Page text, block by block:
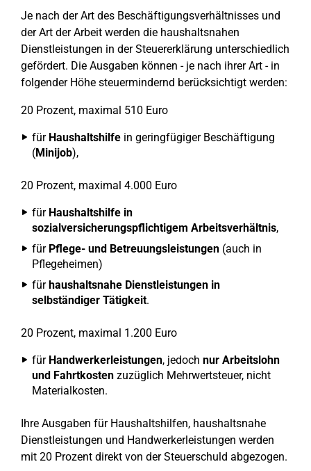
Je nach der Art des Beschäftigungsverhältnisses und
der Art der Arbeit werden die haushaltsnahen
Dienstleistungen in der Steuererklärung unterschiedlich
gefördert. Die Ausgaben können - je nach ihrer Art - in
folgender Höhe steuermindernd berücksichtigt werden:
20 Prozent, maximal 510 Euro
für Haushaltshilfe in geringfügiger Beschäftigung
(Minijob),
20 Prozent, maximal 4.000 Euro
für Haushaltshilfe in
sozialversicherungspflichtigem Arbeitsverhältnis,
für Pflege- und Betreuungsleistungen (auch in
Pflegeheimen)
fürhaushaltsnahe Dienstleistungen in
selbständiger Tätigkeit.
20 Prozent, maximal 1.200 Euro
für Handwerkerleistungen, jedoch nur Arbeitslohn
und Fahrtkosten zuzüglich Mehrwertsteuer, nicht
Materialkosten.
Ihre Ausgaben für Haushaltshilfen, haushaltsnahe
Dienstleistungen und Handwerkerleistungen werden
mit 20 Prozent direkt von der Steuerschuld abgezogen.